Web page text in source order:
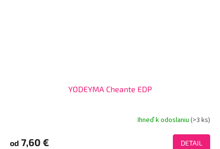
YODEYMA Cheante EDP
produktu
Ihneď k odoslaniu(>3 ks)
od 7,60 € DETAIL